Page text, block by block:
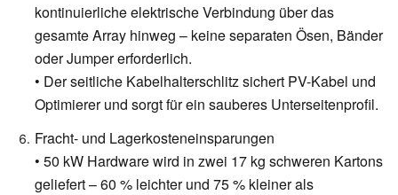
kontinuierliche elektrische Verbindung über das
gesamte Array hinweg – keine separaten Ösen, Bänder
oder Jumper erforderlich.
• Der seitliche Kabelhalterschlitz sichert PV-Kabel und
Optimierer und sorgt für ein sauberes Unterseitenprofil.
Fracht- und Lagerkosteneinsparungen
• 50 kW Hardware wird in zwei 17 kg schweren Kartons
geliefert – 60 % leichter und 75 % kleiner als